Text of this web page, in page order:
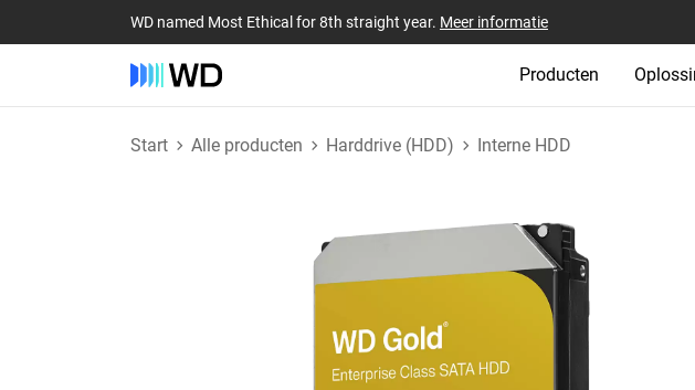
WD named Most Ethical for 8th straight year. Meer informatie
Producten
Start Alle producten Harddrive (HDD) Interne HDD